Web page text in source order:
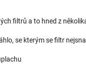
filtrů a to hned z
se kterým se filtr